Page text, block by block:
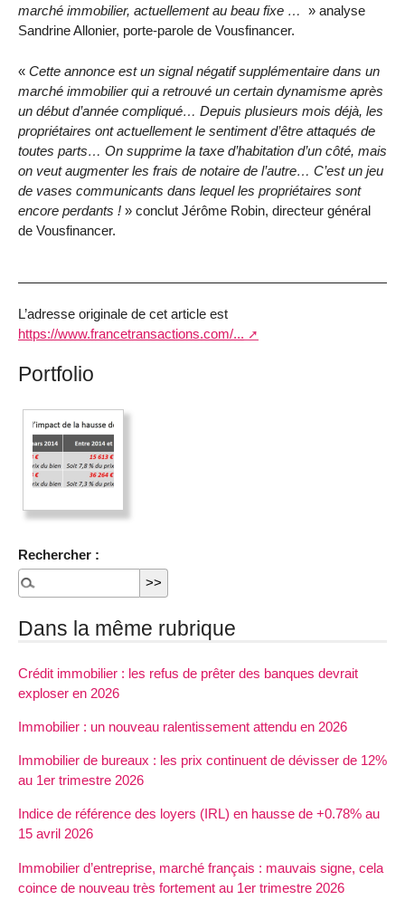
marché immobilier, actuellement au beau fixe … » analyse
Sandrine Allonier, porte-parole de Vousfinancer.
« Cette annonce est un signal négatif supplémentaire dans un
marché immobilier qui a retrouvé un certain dynamisme après
un début d’année compliqué… Depuis plusieurs mois déjà, les
propriétaires ont actuellement le sentiment d’être attaqués de
toutes parts… On supprime la taxe d’habitation d’un côté, mais
on veut augmenter les frais de notaire de l’autre… C’est un jeu
de vases communicants dans lequel les propriétaires sont
encore perdants ! » conclut Jérôme Robin, directeur général
de Vousfinancer.
L’adresse originale de cet article est
https://www.francetransactions.com/...
Portfolio
Rechercher :
Dans la même rubrique
Crédit immobilier : les refus de prêter des banques devrait
exploser en 2026
Immobilier : un nouveau ralentissement attendu en 2026
Immobilier de bureaux : les prix continuent de dévisser de 12%
au 1er trimestre 2026
Indice de référence des loyers (IRL) en hausse de +0.78% au
15 avril 2026
Immobilier d’entreprise, marché français : mauvais signe, cela
coince de nouveau très fortement au 1er trimestre 2026